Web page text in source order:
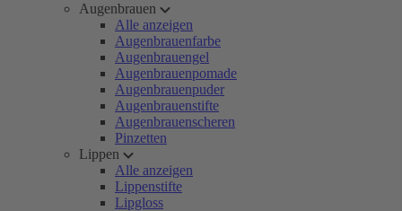
Augenbrauen
Alle anzeigen
Augenbrauenfarbe
Augenbrauengel
Augenbrauenpomade
Augenbrauenpuder
Augenbrauenstifte
Augenbrauenscheren
Pinzetten
Lippen
Alle anzeigen
Lippenstifte
Lipgloss